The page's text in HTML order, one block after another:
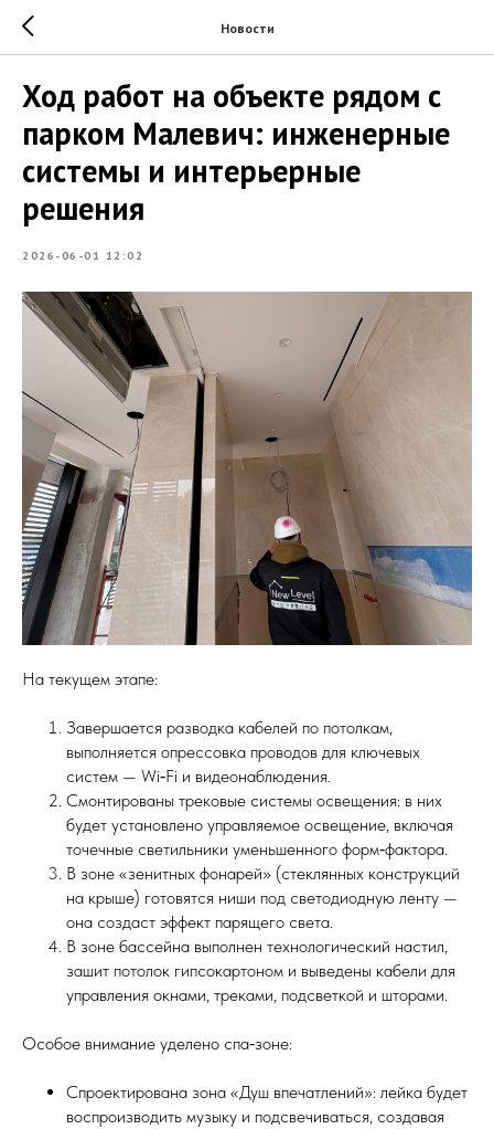
Новости
Ход работ на объекте рядом с
парком Малевич: инженерные
системы и интерьерные
решения
2026-06-01 12:02
На текущем этапе:
Завершается разводка кабелей по потолкам,
выполняется опрессовка проводов для ключевых
систем — Wi‑Fi и видеонаблюдения.
Смонтированы трековые системы освещения: в них
будет установлено управляемое освещение, включая
точечные светильники уменьшенного форм‑фактора.
В зоне «зенитных фонарей» (стеклянных конструкций
на крыше) готовятся ниши под светодиодную ленту —
она создаст эффект парящего света.
В зоне бассейна выполнен технологический настил,
зашит потолок гипсокартоном и выведены кабели для
управления окнами, треками, подсветкой и шторами.
Особое внимание уделено спа‑зоне:
Спроектирована зона «Душ впечатлений»: лейка будет
воспроизводить музыку и подсвечиваться, создавая